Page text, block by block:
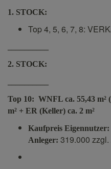
1. STOCK:
Top 4, 5, 6, 7, 8:
2. STOCK:
Top 10: WNFL ca. 55,43 m²
m² + ER (Keller) ca. 2 m²
Kaufpreis Eigennutzer:
Anleger: 319.000